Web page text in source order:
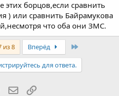
борцов,если сравнить
) или сравнить Байрамукова
что оба они ЗМС.
из 8 Вперёд
для ответа.
WhatsAppЭлектронная почта